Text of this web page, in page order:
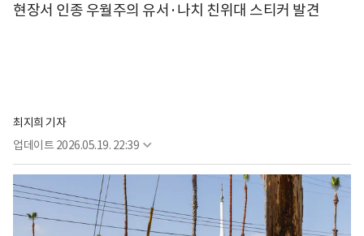
현장서 인종 우월주의 유서·나치 친위대 스티커 발견
최지희 기자
업데이트 2026.05.19. 22:39